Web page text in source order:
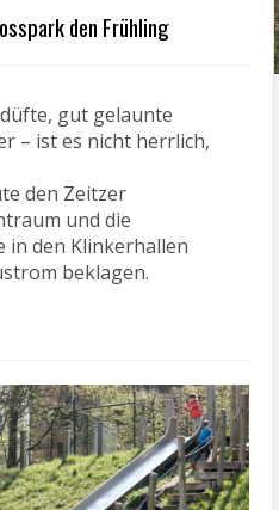
den Frühling
gut gelaunte
– ist es nicht herrlich,
den Zeitzer
und die
in den Klinkerhallen
beklagen.